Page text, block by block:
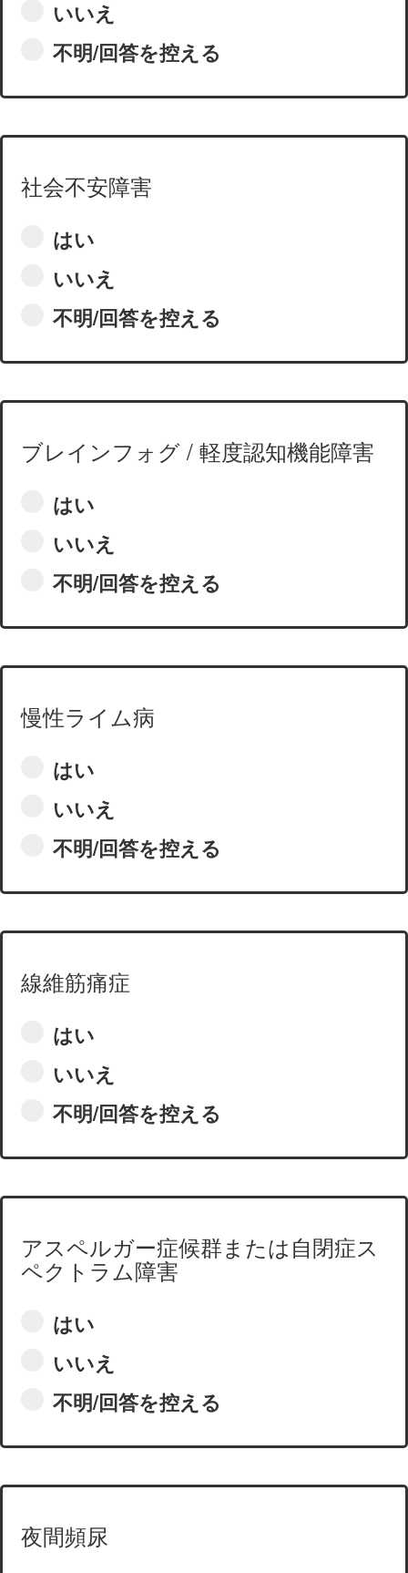
いいえ
不明/回答を控える
社会不安障害
はい
いいえ
不明/回答を控える
ブレインフォグ / 軽度認知機能障害
はい
いいえ
不明/回答を控える
慢性ライム病
はい
いいえ
不明/回答を控える
線維筋痛症
はい
いいえ
不明/回答を控える
アスペルガー症候群または自閉症ス
ペクトラム障害
はい
いいえ
不明/回答を控える
夜間頻尿